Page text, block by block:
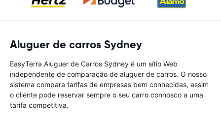
Aluguer de carros Sydney
EasyTerra Aluguer de Carros Sydney é um sítio Web
independente de comparação de aluguer de carros. O nosso
sistema compara tarifas de empresas bem conhecidas, assim
o cliente pode reservar sempre o seu carro connosco a uma
tarifa competitiva.